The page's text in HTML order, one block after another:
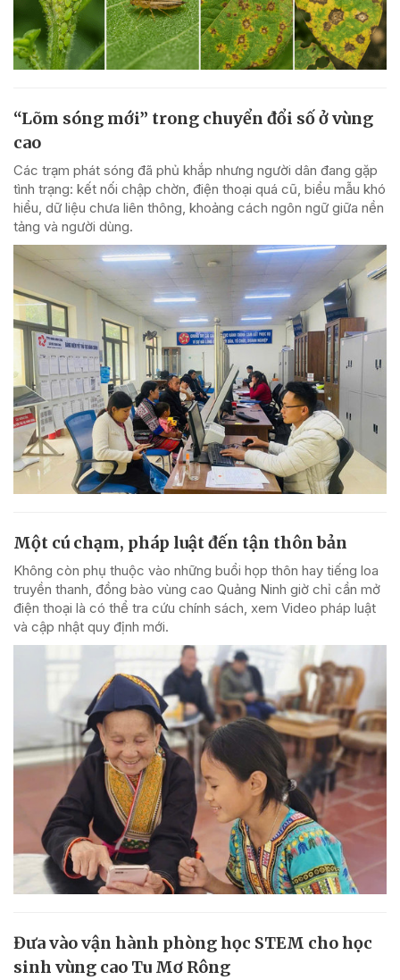
“Lõm sóng mới” trong chuyển đổi số ở vùng
cao
Các trạm phát sóng đã phủ khắp nhưng người dân đang gặp
tình trạng: kết nối chập chờn, điện thoại quá cũ, biểu mẫu khó
hiểu, dữ liệu chưa liên thông, khoảng cách ngôn ngữ giữa nền
tảng và người dùng.
Một cú chạm, pháp luật đến tận thôn bản
Không còn phụ thuộc vào những buổi họp thôn hay tiếng loa
truyền thanh, đồng bào vùng cao Quảng Ninh giờ chỉ cần mở
điện thoại là có thể tra cứu chính sách, xem Video pháp luật
và cập nhật quy định mới.
Đưa vào vận hành phòng học STEM cho học
sinh vùng cao Tu Mơ Rông